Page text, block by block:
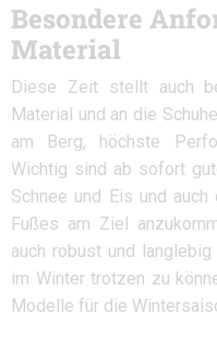
Besondere
Material
Diese Zeit stellt auch
Material und an die
am Berg, höchste
Wichtig sind ab sofort
Schnee und Eis und
Fußes am Ziel
auch robust und
im Winter trotzen zu
Modelle für die